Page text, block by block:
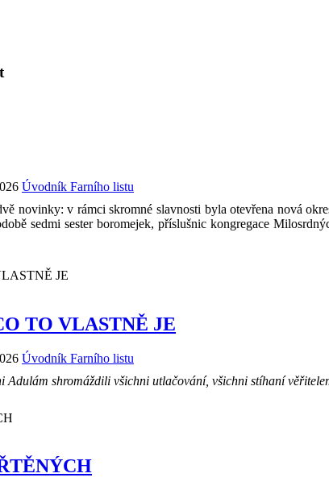
Úvodník Farního listu
novinky: v rámci skromné slavnosti byla otevřena nová
sedmi sester boromejek, příslušnic kongregace
TO VLASTNĚ JE
Úvodník Farního listu
Adulám shromáždili všichni utlačování, všichni stíhaní